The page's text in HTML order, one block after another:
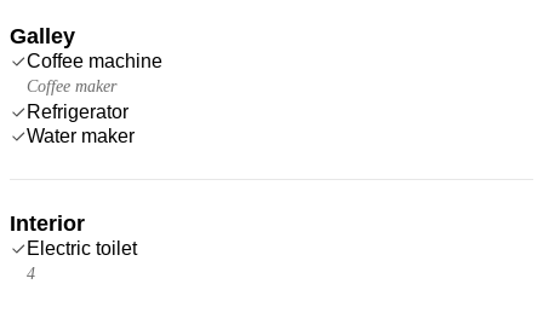
Galley
Coffee machine
Coffee maker
Refrigerator
Water maker
Interior
Electric toilet
4